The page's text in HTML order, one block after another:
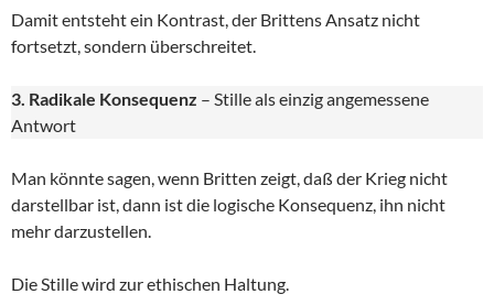
Damit entsteht ein Kontrast, der Brittens Ansatz nicht
fortsetzt, sondern überschreitet.
3. Radikale Konsequenz – Stille als einzig angemessene
Antwort
Man könnte sagen, wenn Britten zeigt, daß der Krieg nicht
darstellbar ist, dann ist die logische Konsequenz, ihn nicht
mehr darzustellen.
Die Stille wird zur ethischen Haltung.